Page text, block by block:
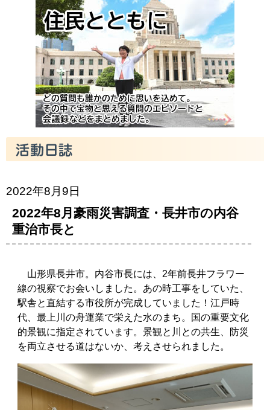
2022年8月9日
2022年8月豪雨災害調査・長井市の内谷
重治市長と
山形県長井市。内谷市長には、2年前長井フラワー
線の視察でお会いしました。あの時工事をしていた、
駅舎と直結する市役所が完成していました！江戸時
代、最上川の舟運業で栄えた水のまち。国の重要文化
的景観に指定されています。景観と川との共生、防災
を両立させる道はないか、考えさせられました。